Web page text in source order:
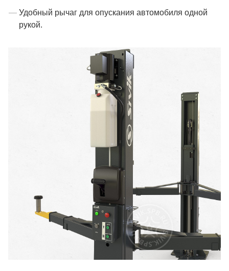
Удобный рычаг для опускания автомобиля одной
рукой.